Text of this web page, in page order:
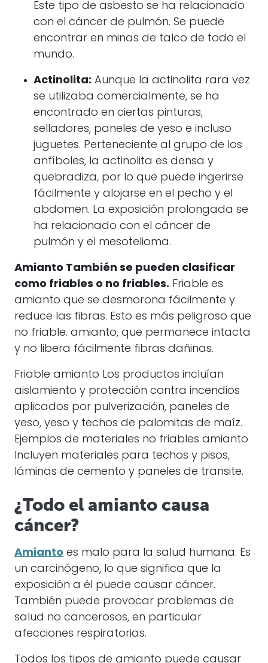
Este tipo de asbesto se ha relacionado
con el cáncer de pulmón. Se puede
encontrar en minas de talco de todo el
mundo.
Actinolita: Aunque la actinolita rara vez
se utilizaba comercialmente, se ha
encontrado en ciertas pinturas,
selladores, paneles de yeso e incluso
juguetes. Perteneciente al grupo de los
anfíboles, la actinolita es densa y
quebradiza, por lo que puede ingerirse
fácilmente y alojarse en el pecho y el
abdomen. La exposición prolongada se
ha relacionado con el cáncer de
pulmón y el mesotelioma.
Amianto También se pueden clasificar
como friables o no friables. Friable es
amianto que se desmorona fácilmente y
reduce las fibras. Esto es más peligroso que
no friable. amianto, que permanece intacta
y no libera fácilmente fibras dañinas.
Friable amianto Los productos incluían
aislamiento y protección contra incendios
aplicados por pulverización, paneles de
yeso, yeso y techos de palomitas de maíz.
Ejemplos de materiales no friables amianto
Incluyen materiales para techos y pisos,
láminas de cemento y paneles de transite.
¿Todo el amianto causa
cáncer?
Amianto es malo para la salud humana. Es
un carcinógeno, lo que significa que la
exposición a él puede causar cáncer.
También puede provocar problemas de
salud no cancerosos, en particular
afecciones respiratorias.
Todos los tipos de amianto puede causar